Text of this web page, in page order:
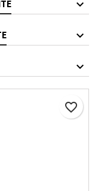
favorite_border